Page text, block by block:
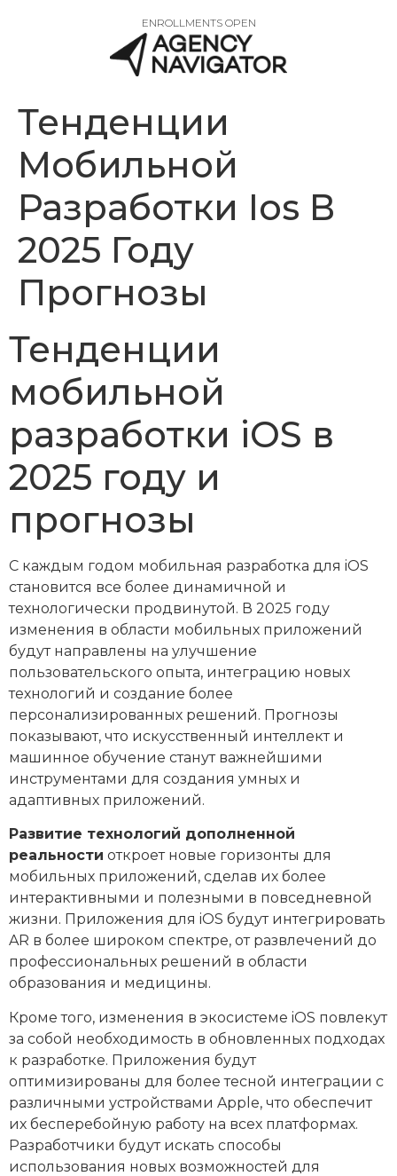
ENROLLMENTS OPEN
Тенденции
Мобильной
Разработки Ios В
2025 Году
Прогнозы
Тенденции
мобильной
разработки iOS в
2025 году и
прогнозы
С каждым годом мобильная разработка для iOS
становится все более динамичной и
технологически продвинутой. В 2025 году
изменения в области мобильных приложений
будут направлены на улучшение
пользовательского опыта, интеграцию новых
технологий и создание более
персонализированных решений. Прогнозы
показывают, что искусственный интеллект и
машинное обучение станут важнейшими
инструментами для создания умных и
адаптивных приложений.
Развитие технологий дополненной
реальности откроет новые горизонты для
мобильных приложений, сделав их более
интерактивными и полезными в повседневной
жизни. Приложения для iOS будут интегрировать
AR в более широком спектре, от развлечений до
профессиональных решений в области
образования и медицины.
Кроме того, изменения в экосистеме iOS повлекут
за собой необходимость в обновленных подходах
к разработке. Приложения будут
оптимизированы для более тесной интеграции с
различными устройствами Apple, что обеспечит
их бесперебойную работу на всех платформах.
Разработчики будут искать способы
использования новых возможностей для